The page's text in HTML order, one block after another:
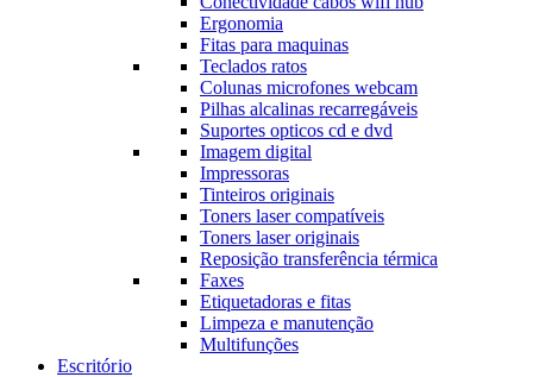
Ergonomia
Fitas para maquinas
Teclados ratos
Colunas microfones webcam
Pilhas alcalinas recarregáveis
Suportes opticos cd e dvd
Imagem digital
Impressoras
Tinteiros originais
Toners laser compatíveis
Toners laser originais
Reposição transferência térmica
Faxes
Etiquetadoras e fitas
Limpeza e manutenção
Multifunções
Escritório